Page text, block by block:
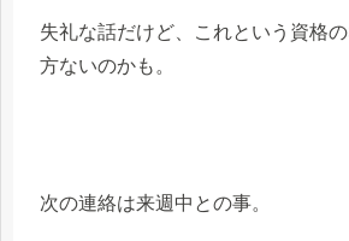
失礼な話だけど、これという資格
方ないのかも。
次の連絡は来週中との事。